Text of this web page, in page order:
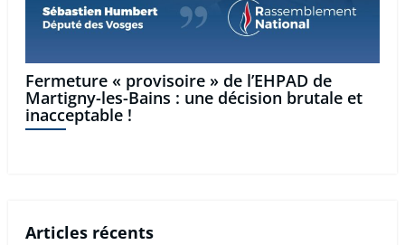
Fermeture « provisoire » de l’EHPAD de
Martigny-les-Bains : une décision brutale et
inacceptable !
Articles récents